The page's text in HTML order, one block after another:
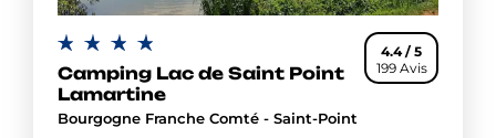
4.4 / 5
199 Avis
Camping Lac de Saint Point
Lamartine
Bourgogne Franche Comté - Saint-Point